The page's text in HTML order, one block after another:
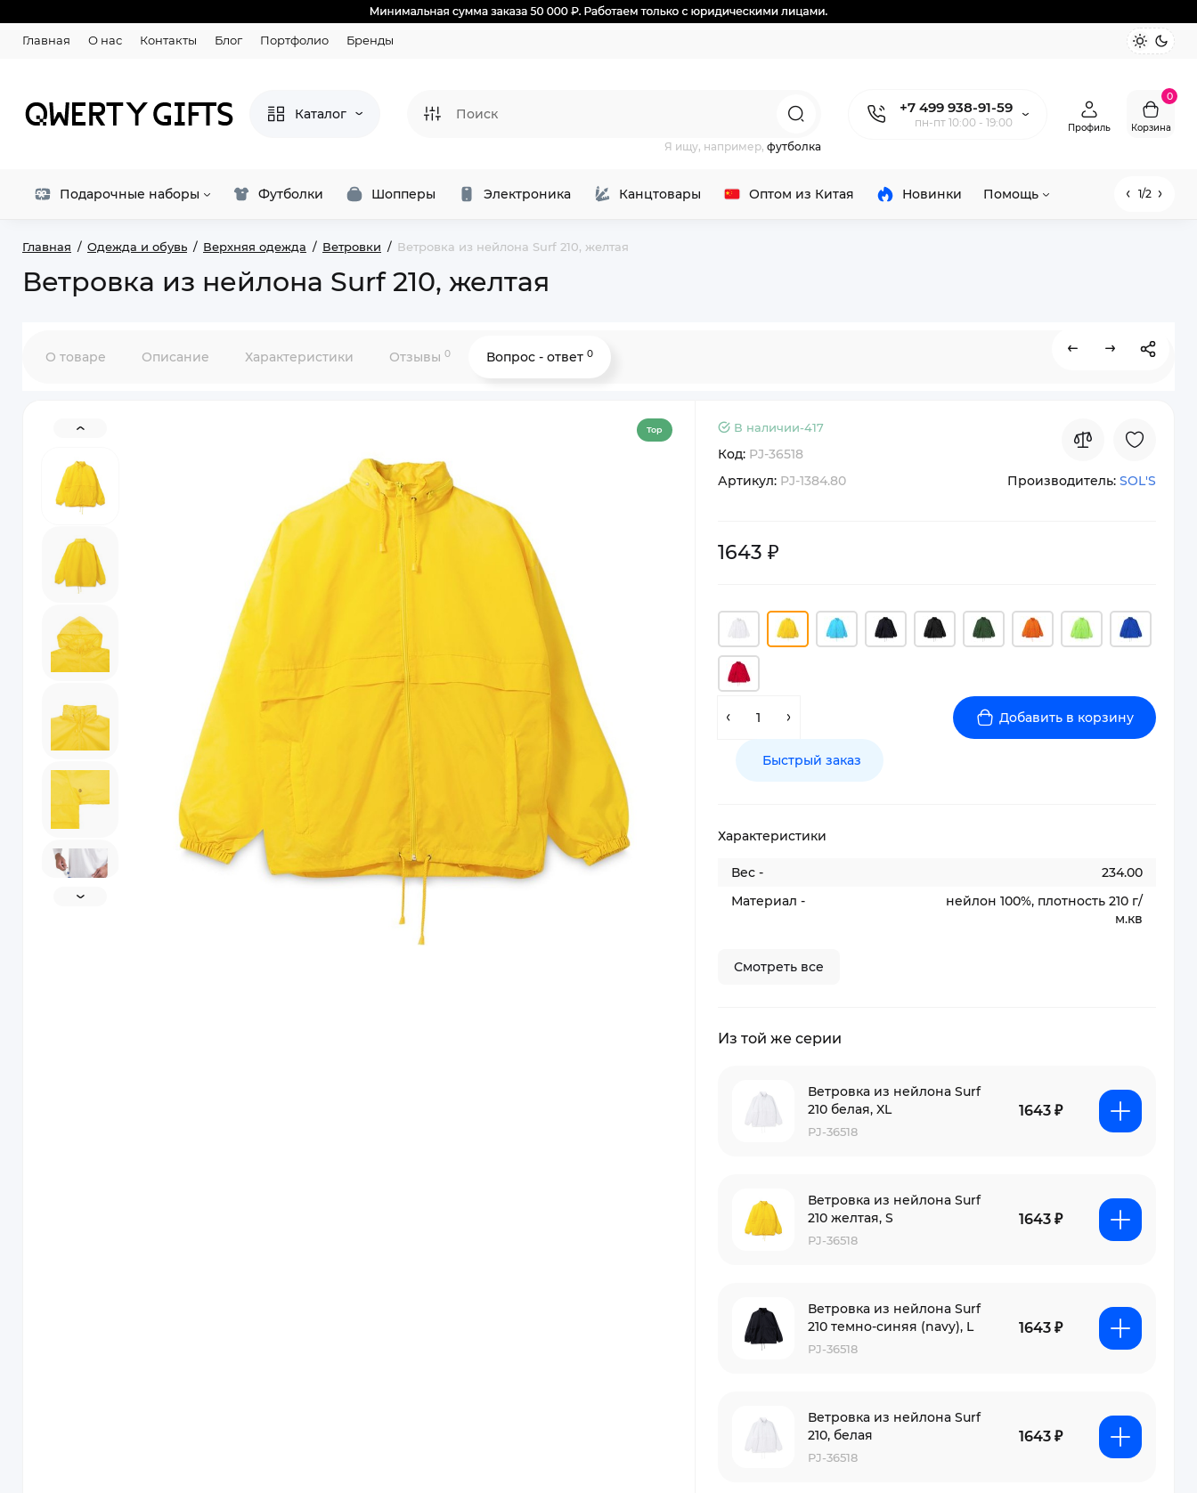
Главная О нас Контакты Блог Портфолио Бренды
Каталог +7 499 938-91-59
пн-пт 10:00 - 19:00
Я ищу, например, футболка
Профиль
0
Корзина
Подарочные наборы Футболки Шопперы Электроника Канцтовары Оптом из Китая Новинки Помощь 1/2
Главная Одежда и обувь Верхняя одежда Ветровки Ветровка из нейлона Surf 210, желтая
Ветровка из нейлона Surf 210, желтая
О товаре Описание Характеристики Отзывы 0 Вопрос - ответ 0
Top В наличии-417
Код: PJ-36518
Артикул: PJ-1384.80 Производитель: SOL'S
1643 ₽
Добавить в корзину
Быстрый заказ
Характеристики
Вес -
234.00
Материал -
нейлон 100%, плотность 210 г/
м.кв
Смотреть все
Из той же серии
Ветровка из нейлона Surf
210 белая, XL
PJ-36518
1643 ₽
Ветровка из нейлона Surf
210 желтая, S
PJ-36518
1643 ₽
Ветровка из нейлона Surf
210 темно-синяя (navy), L
PJ-36518
1643 ₽
Ветровка из нейлона Surf
210, белая
PJ-36518
1643 ₽